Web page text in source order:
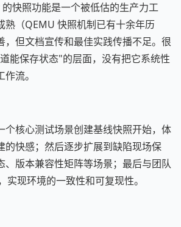
快照功能是一个被低估的生产力工
熟（QEMU 快照机制已有十余年历
，但文档宣传和最佳实践传播不足。很
能保存状态"的层面，没有把它系统性
流。
个核心测试场景创建基线快照开始，体
的快感；然后逐步扩展到缺陷现场保
、版本兼容性矩阵等场景；最后与团队
实现环境的一致性和可复现性。